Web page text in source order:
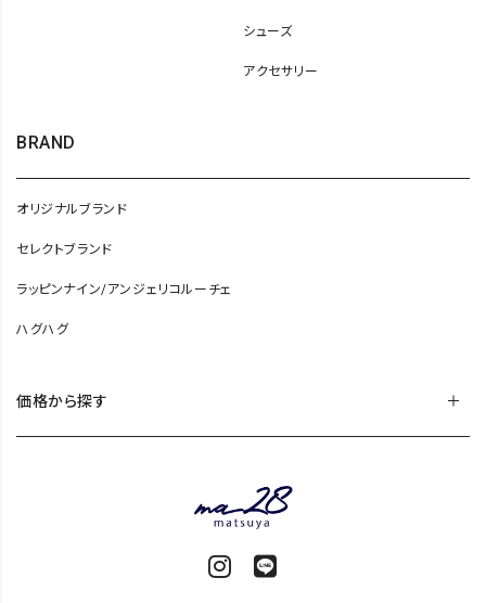
シューズ
アクセサリー
BRAND
オリジナルブランド
セレクトブランド
ラッピンナイン/アンジェリコルーチェ
ハグハグ
価格から探す